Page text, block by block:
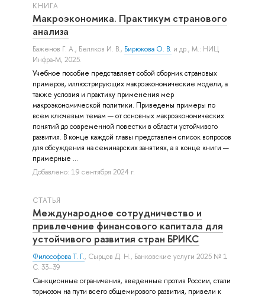
КНИГА
Макроэкономика. Практикум странового
анализа
Баженов Г. А., Беляков И. В., Бирюкова О. В. и др., М.: НИЦ
Инфра-М, 2025.
Учебное пособие представляет собой сборник страновых
примеров, иллюстрирующих макроэкономические модели, а
также условия и практику применения мер
макроэкономической политики. Приведены примеры по
всем ключевым темам — от основных макроэкономических
понятий до современной повестки в области устойчивого
развития. В конце каждой главы представлен список вопросов
для обсуждения на семинарских занятиях, а в конце книги —
примерные ...
Добавлено: 19 сентября 2024 г.
СТАТЬЯ
Международное сотрудничество и
привлечение финансового капитала для
устойчивого развития стран БРИКС
Философова Т. Г., Сырцов Д. Н., Банковские услуги 2025 № 1
С. 33–39
Санкционные ограничения, введенные против России, стали
тормозом на пути всего общемирового развития, привели к